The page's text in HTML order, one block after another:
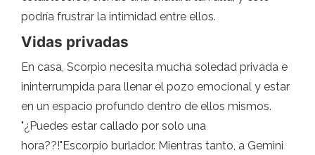
podría frustrar la intimidad entre ellos.
Vidas privadas
En casa, Scorpio necesita mucha soledad privada e
ininterrumpida para llenar el pozo emocional y estar
en un espacio profundo dentro de ellos mismos.
"¿Puedes estar callado por solo una
hora??!"Escorpio burlador. Mientras tanto, a Gemini